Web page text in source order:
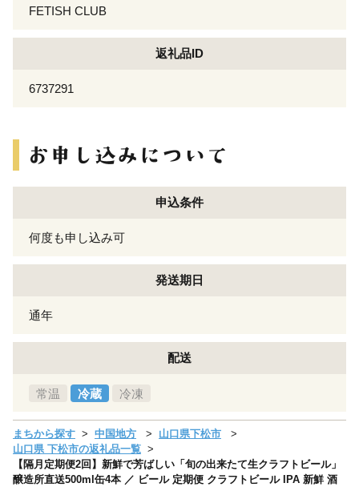
FETISH CLUB
返礼品ID
6737291
申込条件
何度も申し込み可
発送期日
通年
配送
常温 冷蔵 冷凍
まちから探す 中国地方
山口県下松市
山口県 下松市の返礼品一覧
【隔月定期便2回】新鮮で芳ばしい「旬の出来たて生クラフトビール」
醸造所直送500ml缶4本 ／ ビール 定期便 クラフトビール IPA 新鮮 酒